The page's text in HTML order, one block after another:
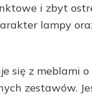
i zbyt
lampy
się z meblami
zestawów.